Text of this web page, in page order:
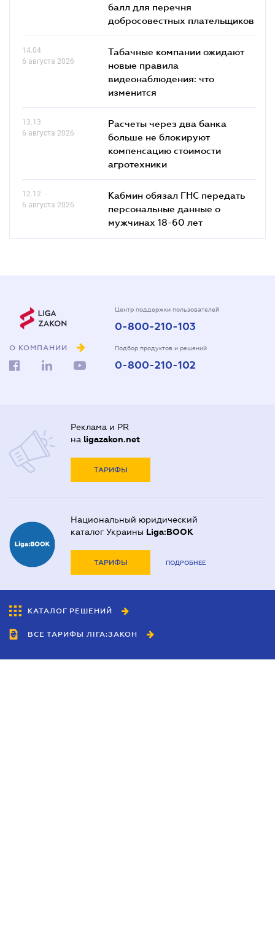
балл для перечня
добросовестных плательщиков
14.04
6 августа 2026
Табачные компании ожидают
новые правила
видеонаблюдения: что
изменится
13.13
6 августа 2026
Расчеты через два банка
больше не блокируют
компенсацию стоимости
агротехники
12.12
6 августа 2026
Кабмин обязал ГНС передать
персональные данные о
мужчинах 18-60 лет
О КОМПАНИИ
Центр поддержки пользователей
0-800-210-103
Подбор продуктов и решений
0-800-210-102
Реклама и PR
на ligazakon.net
ТАРИФЫ
Национальный юридический
каталог Украины Liga:BOOK
ТАРИФЫ ПОДРОБНЕЕ
КАТАЛОГ РЕШЕНИЙ
ВСЕ ТАРИФЫ ЛІГА:ЗАКОН